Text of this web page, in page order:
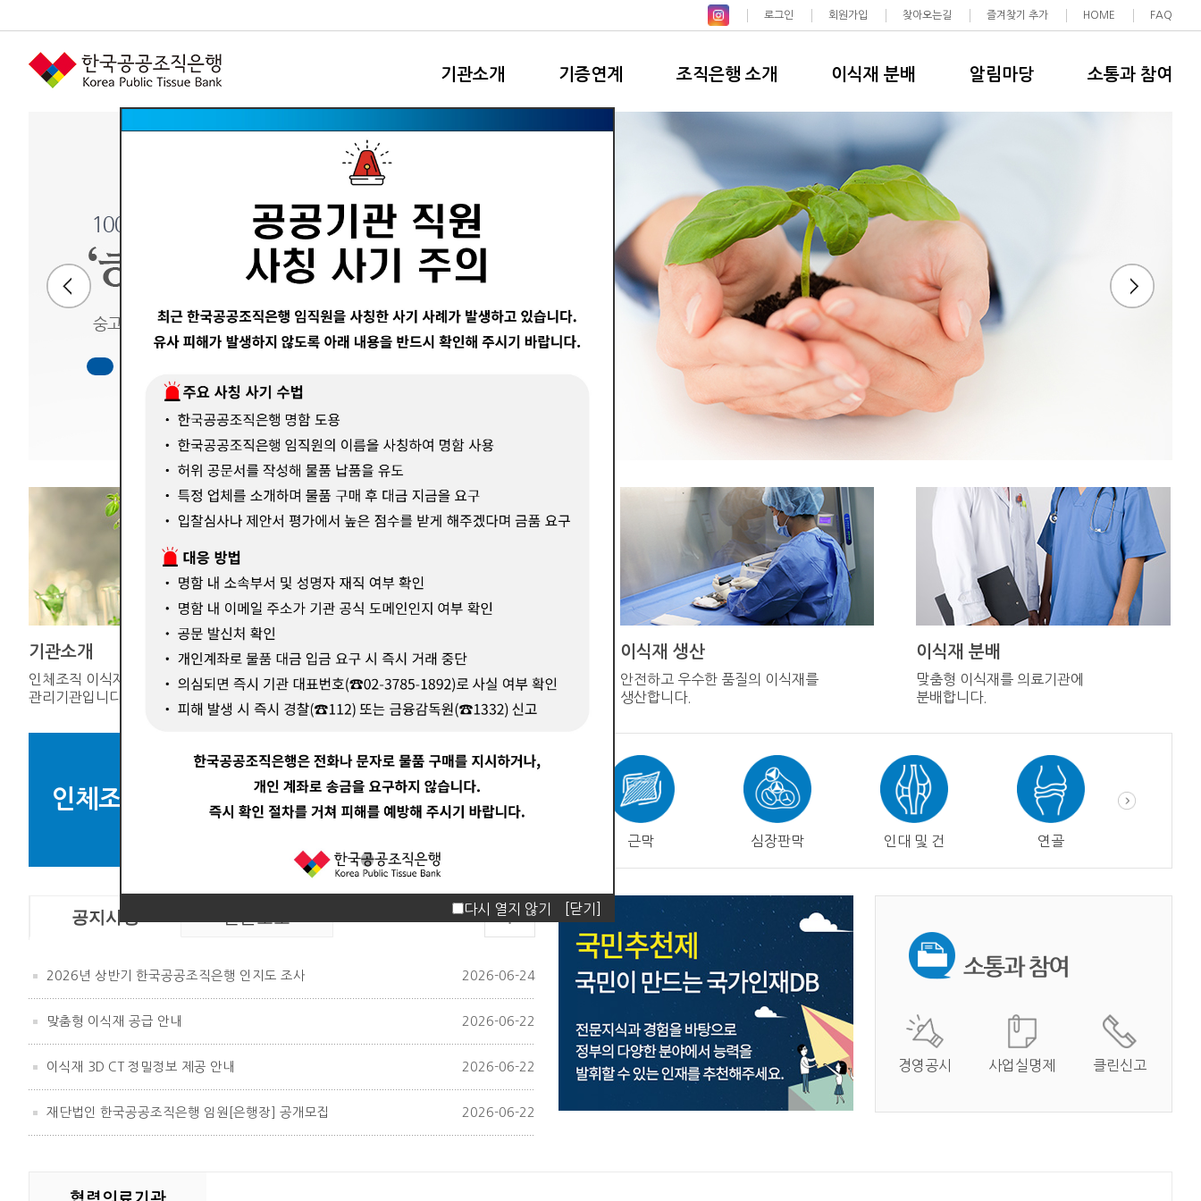
다시 열지 않기 [닫기]
로그인 회원가입 찾아오는길 즐겨찾기 추가 HOME FAQ
기관소개 기증연계 조직은행 소개 이식재 분배 알림마당 소통과 참여
기관소개
인체조직 이식재의 공적
관리기관입니다.
기증연계
한국장기조직기증원에서 구득한
인체조직을 전달받습니다
이식재 생산
안전하고 우수한 품질의 이식재를
생산합니다.
이식재 분배
맞춤형 이식재를 의료기관에
분배합니다.
인체조직 이식재
근막 심장판막 인대 및 건 연골
공지사항
2026년 상반기 한국공공조직은행 인지도 조사 2026-06-24
맞춤형 이식재 공급 안내 2026-06-22
이식재 3D CT 정밀정보 제공 안내 2026-06-22
재단법인 한국공공조직은행 임원[은행장] 공개모집 2026-06-22
경영공시 사업실명제 클린신고